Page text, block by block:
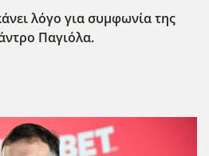
λόγο για συμφωνία της
Παγιόλα.